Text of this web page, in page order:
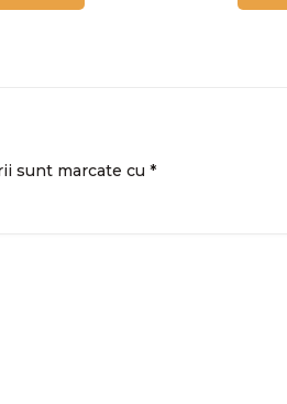
sunt marcate cu *